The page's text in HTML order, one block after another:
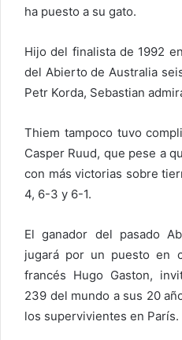
ha puesto a su gato.
Hijo del finalista de 1992
del Abierto de Australia
Petr Korda, Sebastian
Thiem tampoco tuvo
Casper Ruud, que pese a
con más victorias sobre
4, 6-3 y 6-1.
El ganador del pasado
jugará por un puesto en
francés Hugo Gaston,
239 del mundo a sus 20
los supervivientes en París.